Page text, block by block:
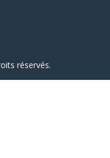
réservés.